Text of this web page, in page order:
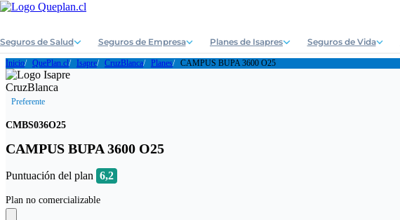
Seguros de Salud Seguros de Empresa Planes de Isapres Seguros de Vida
Inicio QuePlan.cl Isapre CruzBlanca Planes CAMPUS BUPA 3600 O25
Preferente
CMBS036O25
CAMPUS BUPA 3600 O25
Puntuación del plan 6,2
Plan no comercializable